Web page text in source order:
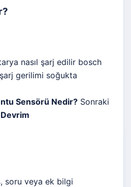
nasıl şarj edilir bosch
gerilimi soğukta
Sensörü Nedir? Sonraki
Devrim
soru veya ek bilgi